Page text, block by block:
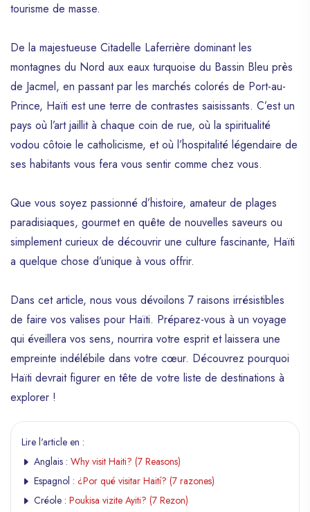
tourisme de masse.
De la majestueuse Citadelle Laferrière dominant les
montagnes du Nord aux eaux turquoise du Bassin Bleu près
de Jacmel, en passant par les marchés colorés de Port-au-
Prince, Haïti est une terre de contrastes saisissants. C’est un
pays où l’art jaillit à chaque coin de rue, où la spiritualité
vodou côtoie le catholicisme, et où l’hospitalité légendaire de
ses habitants vous fera vous sentir comme chez vous.
Que vous soyez passionné d’histoire, amateur de plages
paradisiaques, gourmet en quête de nouvelles saveurs ou
simplement curieux de découvrir une culture fascinante, Haïti
a quelque chose d’unique à vous offrir.
Dans cet article, nous vous dévoilons 7 raisons irrésistibles
de faire vos valises pour Haïti. Préparez-vous à un voyage
qui éveillera vos sens, nourrira votre esprit et laissera une
empreinte indélébile dans votre cœur. Découvrez pourquoi
Haïti devrait figurer en tête de votre liste de destinations à
explorer !
Lire l'article en :
Anglais : Why visit Haiti? (7 Reasons)
Espagnol : ¿Por qué visitar Haití? (7 razones)
Créole : Poukisa vizite Ayiti? (7 Rezon)